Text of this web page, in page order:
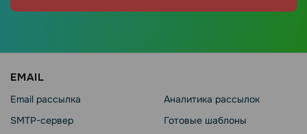
EMAIL
Email рассылка
SMTP-сервер
Аналитика рассылок
Готовые шаблоны